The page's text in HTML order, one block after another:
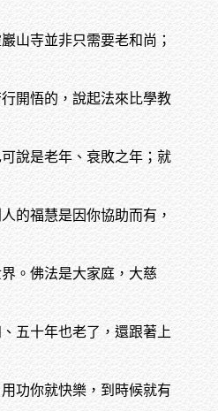
山寺並非只需要老和尚；
開悟的，說起法來比學教
說是老年、衰敗之年；就
的福慧是因你協助而有，
。佛法是大家庭，大慈
五十年也老了，還跟著上
功你就快樂，到時候就有